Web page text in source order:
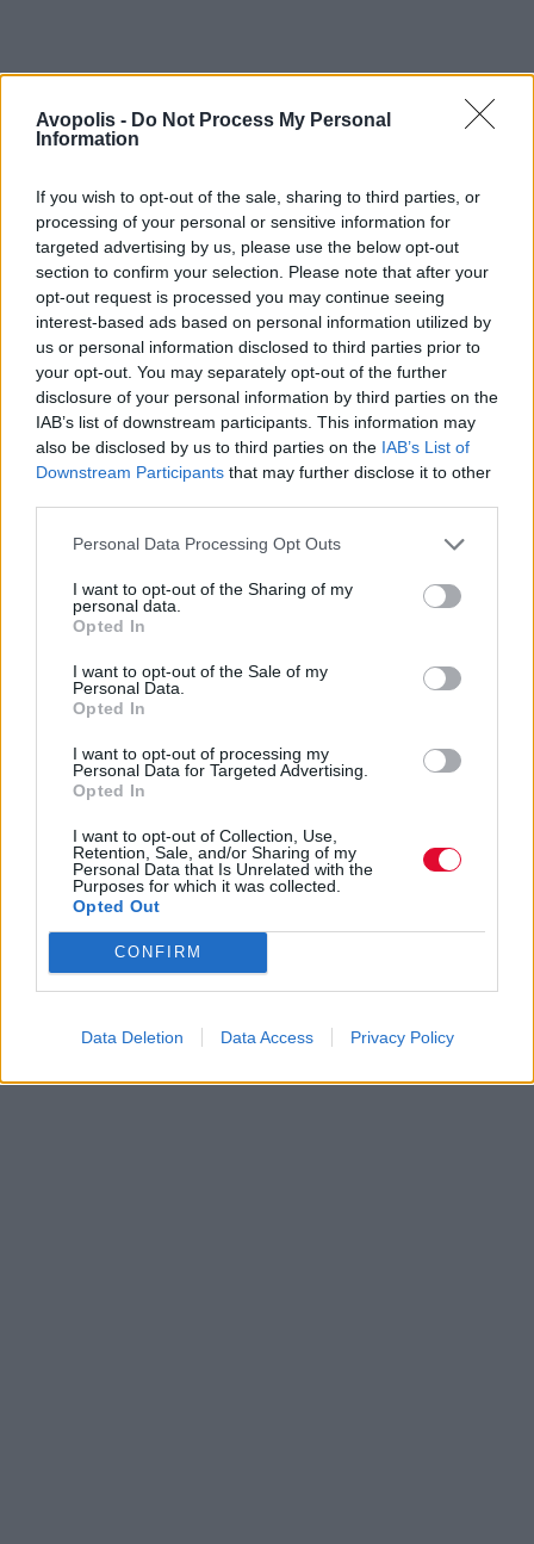
Avopolis - Do Not Process My Personal
Information
If you wish to opt-out of the sale, sharing to third parties, or
processing of your personal or sensitive information for
targeted advertising by us, please use the below opt-out
section to confirm your selection. Please note that after your
opt-out request is processed you may continue seeing
interest-based ads based on personal information utilized by
us or personal information disclosed to third parties prior to
your opt-out. You may separately opt-out of the further
disclosure of your personal information by third parties on the
IAB’s list of downstream participants. This information may
also be disclosed by us to third parties on the IAB’s List of
Downstream Participants that may further disclose it to other
Personal Data Processing Opt Outs
I want to opt-out of the Sharing of my
personal data.
Opted In
I want to opt-out of the Sale of my
Personal Data.
Opted In
I want to opt-out of processing my
Personal Data for Targeted Advertising.
Opted In
I want to opt-out of Collection, Use,
Retention, Sale, and/or Sharing of my
Personal Data that Is Unrelated with the
Purposes for which it was collected.
Opted Out
CONFIRM
Data Deletion Data Access Privacy Policy